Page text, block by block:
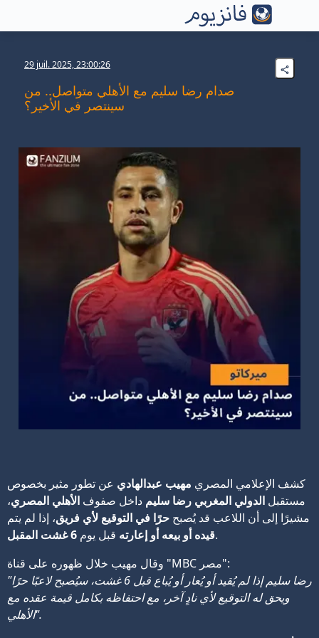
29 juil. 2025, 23:00:26
صدام رضا سليم مع الأهلي متواصل.. من
سينتصر في الأخير؟
كشف الإعلامي المصري مهيب عبدالهادي عن تطور مثير بخصوص
مستقبل الدولي المغربي رضا سليم داخل صفوف الأهلي المصري،
مشيرًا إلى أن اللاعب قد يُصبح حرًا في التوقيع لأي فريق، إذا لم يتم
قيده أو بيعه أو إعارته قبل يوم 6 غشت المقبل
.
وقال مهيب خلال ظهوره على قناة "MBC مصر":
"رضا سليم إذا لم يُقيد أو يُعار أو يُباع قبل 6 غشت، سيُصبح لاعبًا حرًا
ويحق له التوقيع لأي نادٍ آخر، مع احتفاظه بكامل قيمة عقده مع
الأهلي".